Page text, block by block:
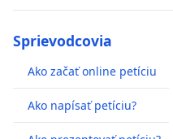
Sprievodcovia
Ako začať online petíciu
Ako napísať petíciu?